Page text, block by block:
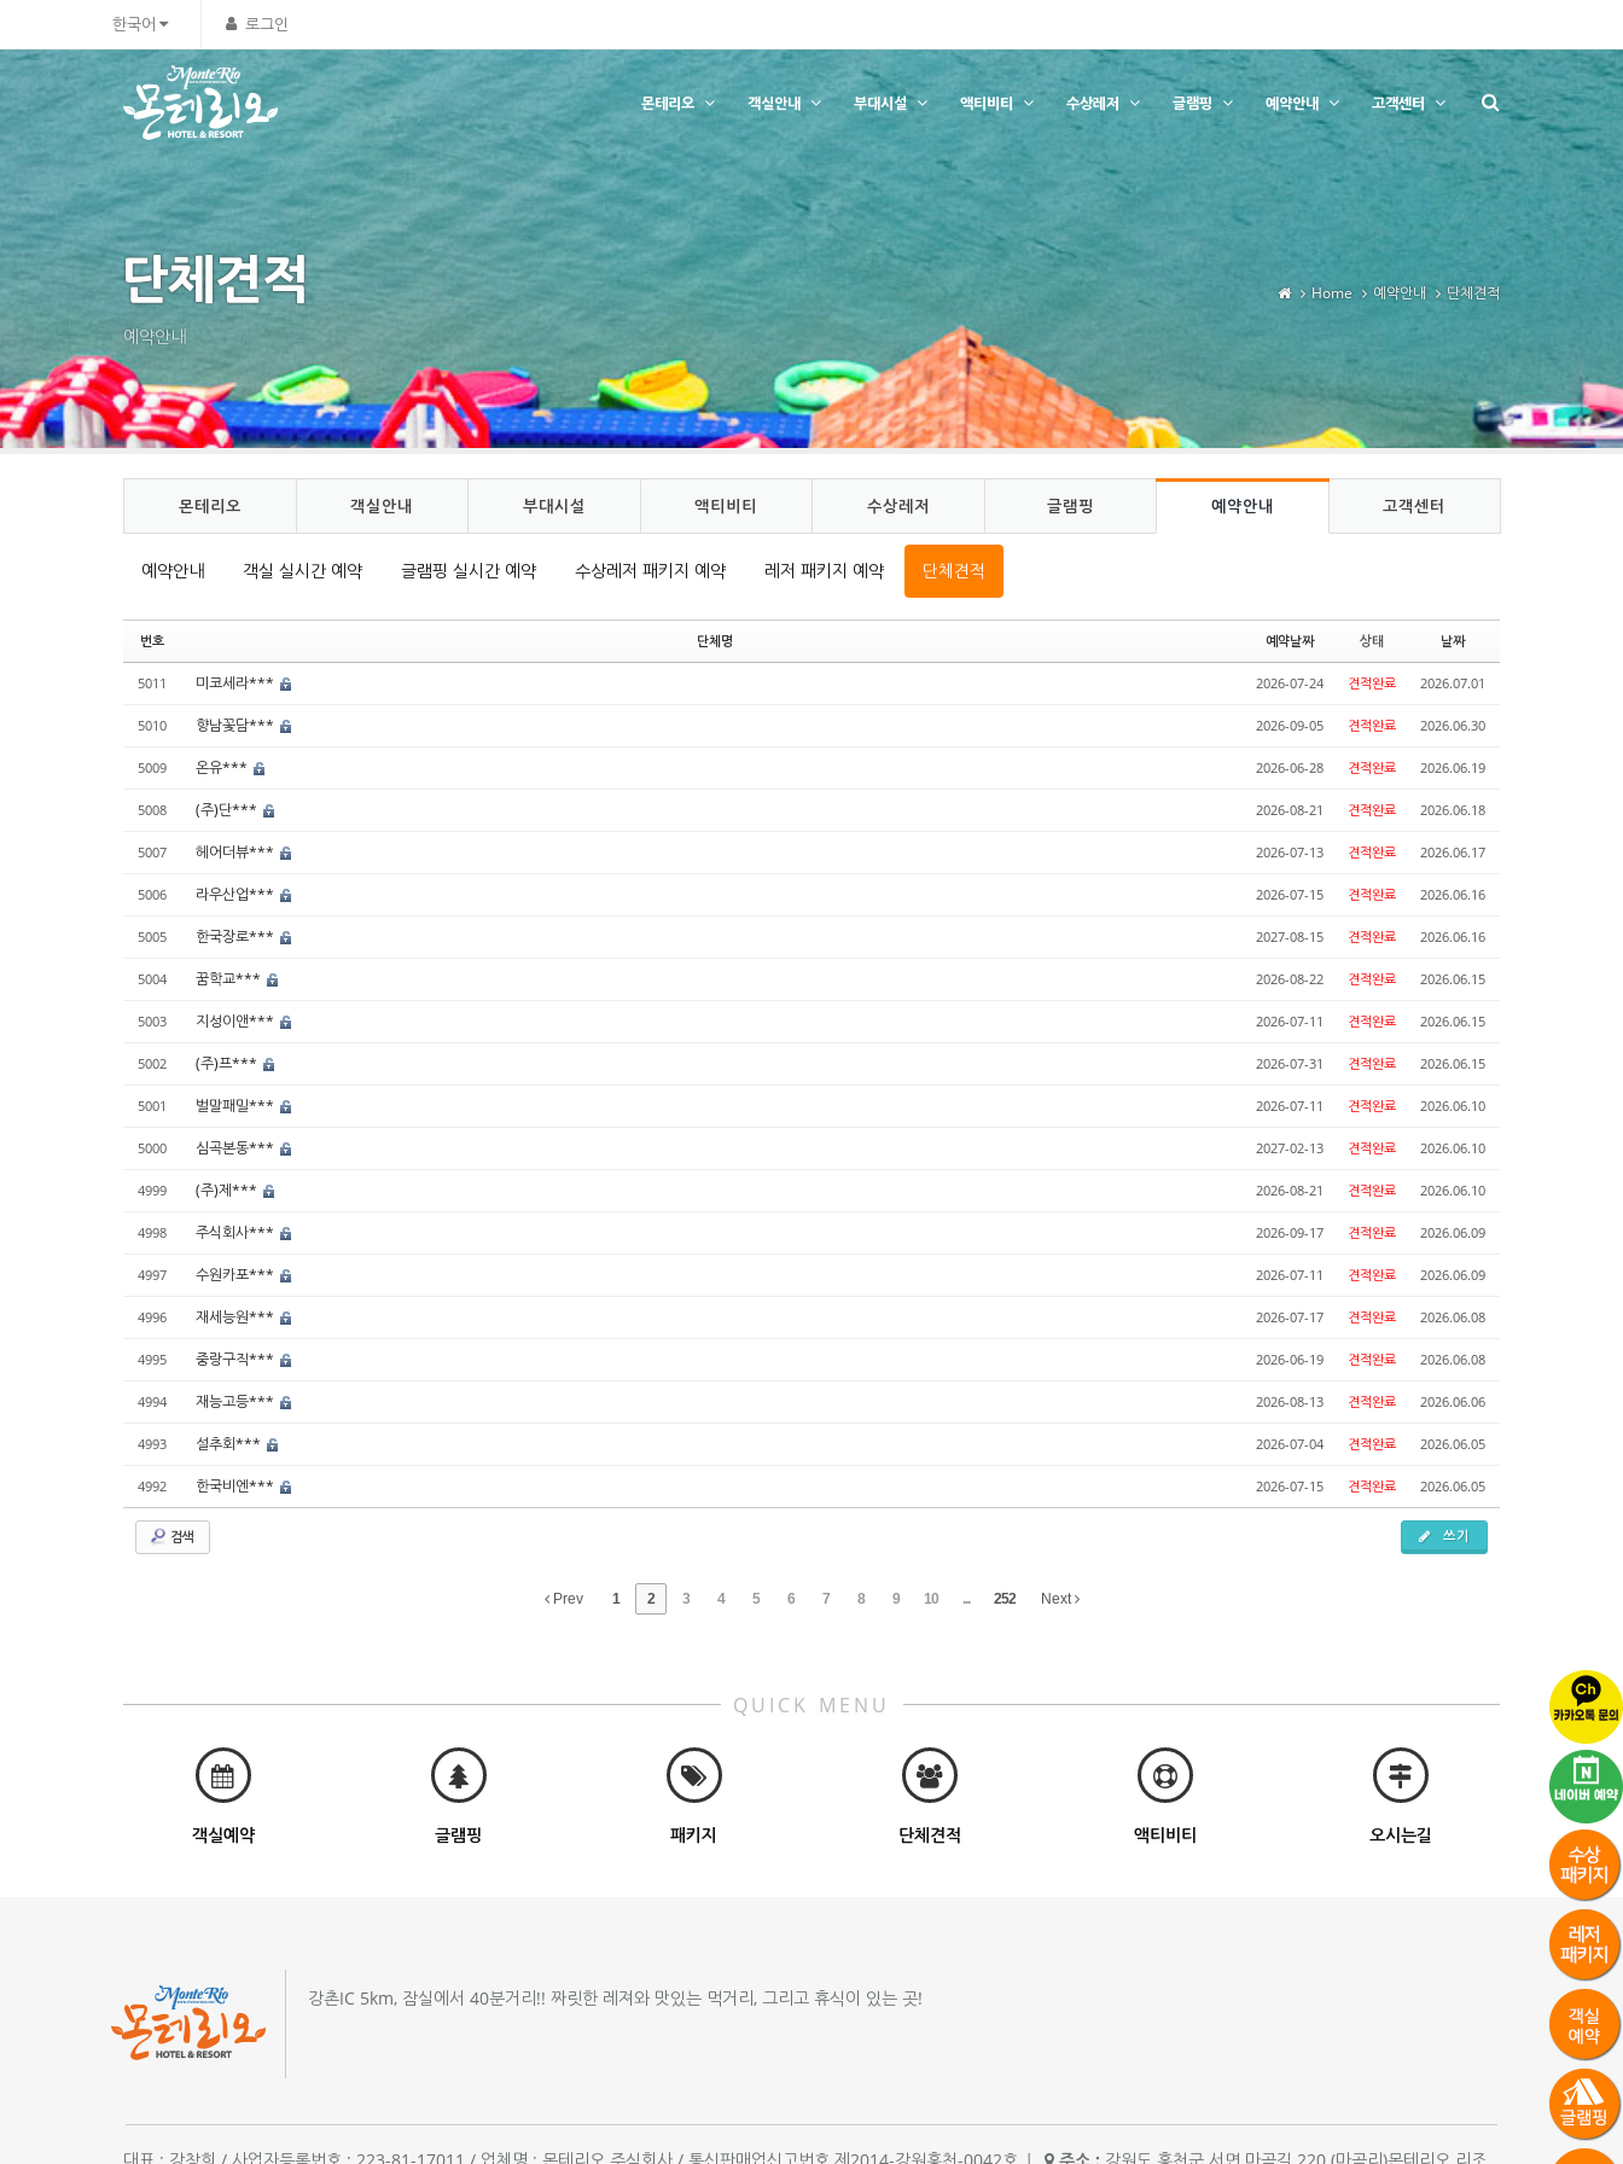
한국어 로그인
몬테리오 객실안내 부대시설 액티비티 수상레저 글램핑 예약안내 고객센터
단체견적
예약안내
Home 예약안내 단체견적
몬테리오 객실안내 부대시설 액티비티 수상레저 글램핑 예약안내 고객센터
예약안내 객실 실시간 예약 글램핑 실시간 예약 수상레저 패키지 예약 레저 패키지 예약 단체견적
번호 단체명 예약날짜 상태 날짜
5011 미코세라*** 2026-07-24 견적완료 2026.07.01
5010 향남꽃담*** 2026-09-05 견적완료 2026.06.30
5009 온유*** 2026-06-28 견적완료 2026.06.19
5008 (주)단*** 2026-08-21 견적완료 2026.06.18
5007 헤어더뷰*** 2026-07-13 견적완료 2026.06.17
5006 라우산업*** 2026-07-15 견적완료 2026.06.16
5005 한국장로*** 2027-08-15 견적완료 2026.06.16
5004 꿈학교*** 2026-08-22 견적완료 2026.06.15
5003 지성이앤*** 2026-07-11 견적완료 2026.06.15
5002 (주)프*** 2026-07-31 견적완료 2026.06.15
5001 벌말패밀*** 2026-07-11 견적완료 2026.06.10
5000 심곡본동*** 2027-02-13 견적완료 2026.06.10
4999 (주)제*** 2026-08-21 견적완료 2026.06.10
4998 주식회사*** 2026-09-17 견적완료 2026.06.09
4997 수원카포*** 2026-07-11 견적완료 2026.06.09
4996 재세능원*** 2026-07-17 견적완료 2026.06.08
4995 중랑구직*** 2026-06-19 견적완료 2026.06.08
4994 재능고등*** 2026-08-13 견적완료 2026.06.06
4993 설추회*** 2026-07-04 견적완료 2026.06.05
4992 한국비엔*** 2026-07-15 견적완료 2026.06.05
검색 쓰기
Prev 1 2 3 4 5 6 7 8 9 10 ... 252 Next
QUICK MENU
객실예약 글램핑 패키지 단체견적 액티비티 오시는길
강촌IC 5km, 잠실에서 40분거리!! 짜릿한 레져와 맛있는 먹거리, 그리고 휴식이 있는 곳!
Sketchbook5, 스케치북5